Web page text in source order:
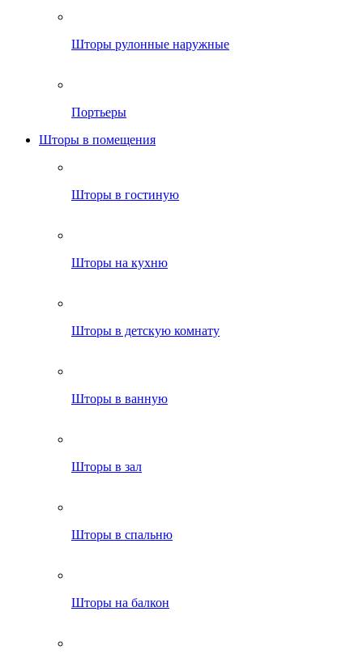
Шторы рулонные наружные
Портьеры
Шторы в помещения
Шторы в гостиную
Шторы на кухню
Шторы в детскую комнату
Шторы в ванную
Шторы в зал
Шторы в спальню
Шторы на балкон